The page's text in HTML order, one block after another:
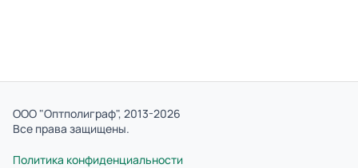
ООО "Оптполиграф", 2013-2026
Все права защищены.
Политика конфиденциальности